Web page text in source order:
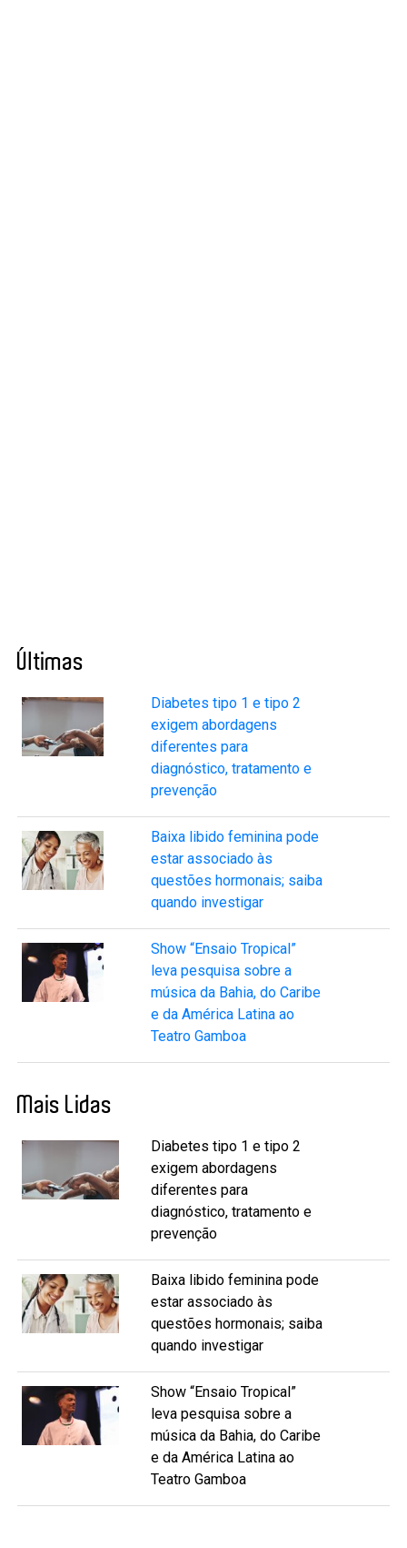
Últimas
Diabetes tipo 1 e tipo 2
exigem abordagens
diferentes para
diagnóstico, tratamento e
prevenção
Baixa libido feminina pode
estar associado às
questões hormonais; saiba
quando investigar
Show “Ensaio Tropical”
leva pesquisa sobre a
música da Bahia, do Caribe
e da América Latina ao
Teatro Gamboa
Mais Lidas
Diabetes tipo 1 e tipo 2
exigem abordagens
diferentes para
diagnóstico, tratamento e
prevenção
Baixa libido feminina pode
estar associado às
questões hormonais; saiba
quando investigar
Show “Ensaio Tropical”
leva pesquisa sobre a
música da Bahia, do Caribe
e da América Latina ao
Teatro Gamboa